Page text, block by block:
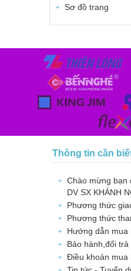
Sơ đồ trang
Thông tin cần
Chào mừng bạn
DV SX KHÁNH
Phương thức
Phương thức
Hướng dẫn mua
Bảo hành,đổi trả
Điều khoản mua